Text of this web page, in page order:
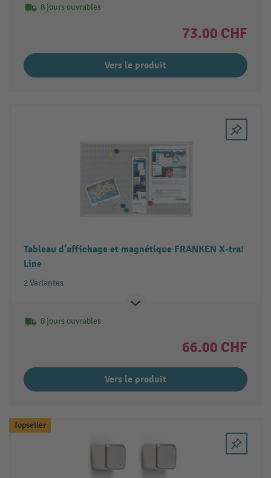
8 jours ouvrables
73.00 CHF
Vers le produit
Tableau d’affichage et magnétique FRANKEN X-tra!
Line
2 Variantes
8 jours ouvrables
66.00 CHF
Vers le produit
Topseller